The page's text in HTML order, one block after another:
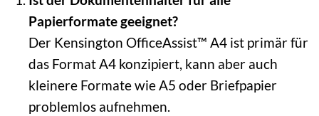
Papierformate geeignet?
Der Kensington OfficeAssist™ A4 ist primär für
das Format A4 konzipiert, kann aber auch
kleinere Formate wie A5 oder Briefpapier
problemlos aufnehmen.